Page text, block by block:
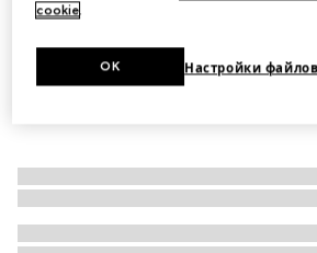
cookie.
Настройки
OK